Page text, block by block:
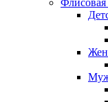
Флисовая